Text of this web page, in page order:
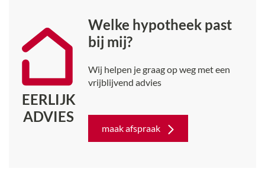
voorbehouden.
EERLIJK
ADVIES
Welke hypotheek past
bij mij?
Wij helpen je graag op weg met een
vrijblijvend advies
maak afspraak